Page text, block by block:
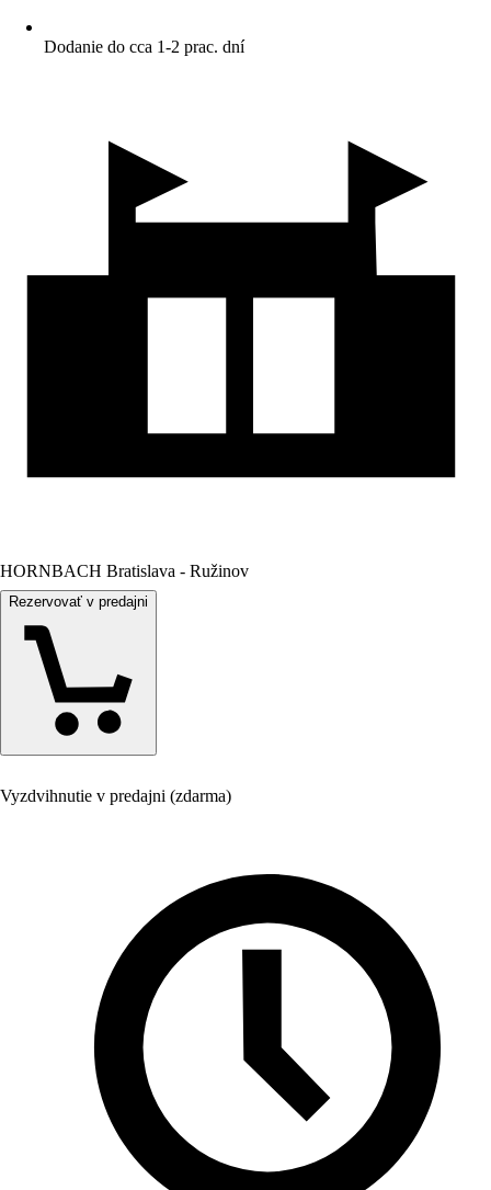
Dodanie do cca 1-2 prac. dní
HORNBACH Bratislava - Ružinov
Rezervovať v predajni
Vyzdvihnutie v predajni (zdarma)